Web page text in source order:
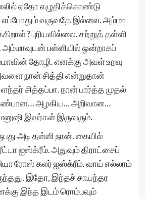
ஏதோ எழுதிக்கொண்டு
எப்போதும் வருவதே இல்லை. அம்மா
புரியவில்லை. சற்றுத் தள்ளி
அம்மாவுடன் பள்ளியில் ஒன்றாகப்
தோழி. எனக்கு அவள் உறவு
நான் சித்தி என்றுதான்
சித்தப்பா. நான் பார்த்த முதல்
அழகிய… அறிவான…
இவர்கள் இருவரும்.
அடி தள்ளி நான். கையில்
ஐஸ்க்ரீம். அதுவும் திராட்சைப்
ரோஸ் கலர் ஐஸ்க்ரீம். வாய் எல்லாம்
இதோ, இந்தச் சாயந்தர
இந்த இடம் ரொம்பவும்